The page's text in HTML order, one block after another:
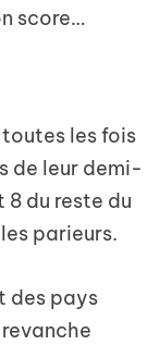
score…
toutes les fois
de leur demi-
du reste du
parieurs.
des pays